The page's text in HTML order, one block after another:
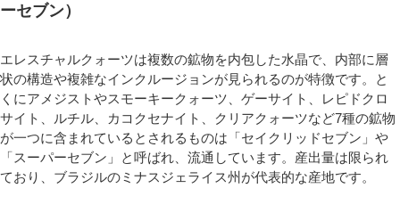
ーセブン）
エレスチャルクォーツは複数の鉱物を内包した水晶で、内部に層
状の構造や複雑なインクルージョンが見られるのが特徴です。と
くにアメジストやスモーキークォーツ、ゲーサイト、レピドクロ
サイト、ルチル、カコクセナイト、クリアクォーツなど7種の鉱物
が一つに含まれているとされるものは「セイクリッドセブン」や
「スーパーセブン」と呼ばれ、流通しています。産出量は限られ
ており、ブラジルのミナスジェライス州が代表的な産地です。